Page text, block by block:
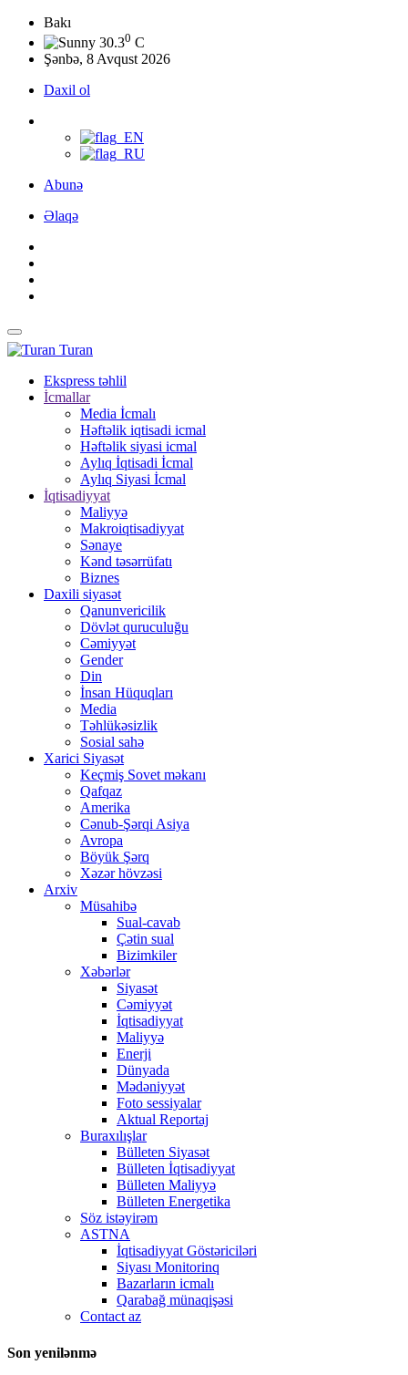
Bakı
30.30 C
Şənbə, 8 Avqust 2026
Daxil ol
Abunə
Əlaqə
Turan
Ekspress təhlil
İcmallar
Media İcmalı
Həftəlik iqtisadi icmal
Həftəlik siyasi icmal
Aylıq İqtisadi İcmal
Aylıq Siyasi İcmal
İqtisadiyyat
Maliyyə
Makroiqtisadiyyat
Sənaye
Kənd təsərrüfatı
Biznes
Daxili siyasət
Qanunvericilik
Dövlət quruculuğu
Cəmiyyət
Gender
Din
İnsan Hüquqları
Media
Təhlükəsizlik
Sosial sahə
Xarici Siyasət
Keçmiş Sovet məkanı
Qafqaz
Amerika
Cənub-Şərqi Asiya
Avropa
Böyük Şərq
Xəzər hövzəsi
Arxiv
Müsahibə
Sual-cavab
Çətin sual
Bizimkiler
Xəbərlər
Siyasət
Cəmiyyət
İqtisadiyyat
Maliyyə
Enerji
Dünyada
Mədəniyyət
Foto sessiyalar
Aktual Reportaj
Buraxılışlar
Bülleten Siyasət
Bülleten İqtisadiyyat
Bülleten Maliyyə
Bülleten Energetika
Söz istəyirəm
ASTNA
İqtisadiyyat Göstəriciləri
Siyası Monitorinq
Bazarların icmalı
Qarabağ münaqişəsi
Contact az
Son yenilənmə